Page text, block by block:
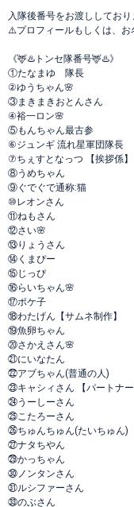
入隊後番号をお渡ししており
⚠️プロフィールもしくは、お
《🦌♨️トンセ隊番号🦌♨️》
①たなまゆ 隊長
②ゆうちゃん🌸
③まきまきおとんさん
④裕一ロン🌸
⑤もんちゃん最古参
⑥ジュンギ 流れ星軍団隊長
⑦ちぇすとなっつ 【挨拶係】
⑧うめちゃん
⑨ぐでぐで通称:猫
⑩レオンさん
⑪ねもさん
⑫さい🌸
⑬りょうさん
⑭くまぴー
⑮じっぴ
⑯らいちゃん🌸
⑰ポケ子
⑱わたげん【サムネ制作】
⑲魚卵ちゃん
⑳さかえさん🌸
㉑にいなたん
㉒アブちゃん(普通の人)
㉓キャシィさん 【パートナー
㉔うーしーさん
㉕こたろーさん
㉖ちゅんちゅん(たいちゅん)
㉗ナタちやん
㉙かっちゃん
㉚ノンタンさん
㉛ルシファーさん
㉝のぶさん